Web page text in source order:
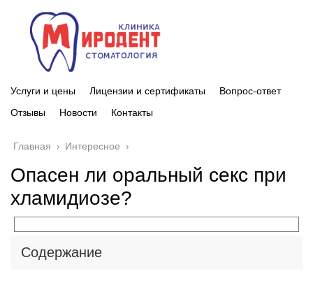
Услуги и цены Лицензии и сертификаты
Вопрос-ответ
Отзывы
Новости Контакты
Главная › Интересное ›
Опасен ли оральный секс при
хламидиозе?
Содержание